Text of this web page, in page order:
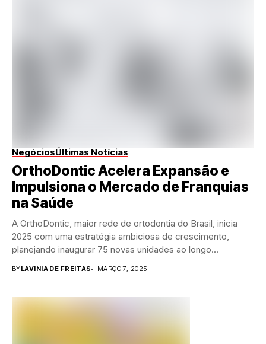
NegóciosÚltimas Notícias
OrthoDontic Acelera Expansão e
Impulsiona o Mercado de Franquias
na Saúde
A OrthoDontic, maior rede de ortodontia do Brasil, inicia
2025 com uma estratégia ambiciosa de crescimento,
planejando inaugurar 75 novas unidades ao longo...
BYLAVINIA DE FREITAS MARÇO 7, 2025